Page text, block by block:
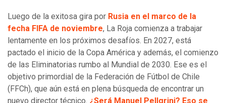
Luego de la exitosa gira por Rusia en el marco de la
fecha FIFA de noviembre, La Roja comienza a trabajar
lentamente en los próximos desafíos. En 2027, está
pactado el inicio de la Copa América y además, el comienzo
de las Eliminatorias rumbo al Mundial de 2030. Ese es el
objetivo primordial de la Federación de Fútbol de Chile
(FFCh), que aún está en plena búsqueda de encontrar un
nuevo director técnico. ¿Será Manuel Pellgrini? Eso se